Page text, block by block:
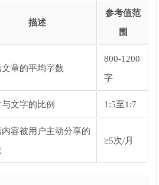
描述
参考值范
围
文章的平均字数
800-1200
字
与文字的比例 1:5至1:7
内容被用户主动分享的
≥5次/月